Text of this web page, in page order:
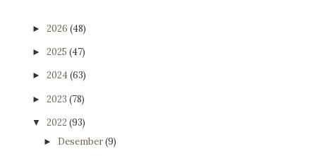
► 2026 (48)
► 2025 (47)
► 2024(63)
► 2023 (78)
▼ 2022 (93)
► Desember(9)